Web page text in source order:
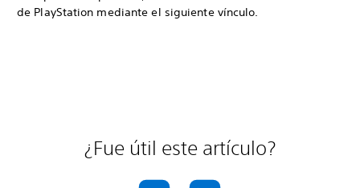
de PlayStation mediante el siguiente vínculo.
¿Fue útil este artículo?